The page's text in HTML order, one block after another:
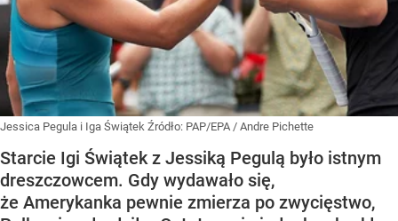
Jessica Pegula i Iga Świątek Źródło: PAP/EPA / Andre Pichette
Starcie Igi Świątek z Jessiką Pegulą było istnym
dreszczowcem. Gdy wydawało się,
że Amerykanka pewnie zmierza po zwycięstwo,